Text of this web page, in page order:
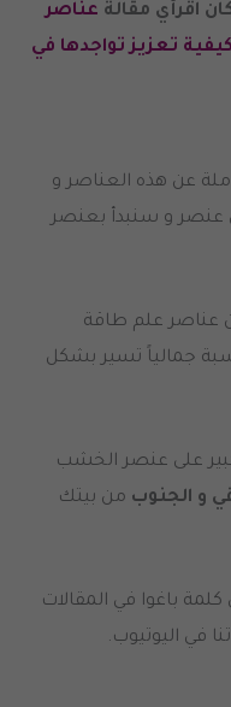
اقرأي مقالة عناصر
تعزيز تواجدها في
عن هذه العناصر و
عنصر و سنبدأ بعنصر
عناصر علم طاقة
جمالياً تسير بشكل
على عنصر الخشب
و الجنوب من بيتك
باغوا في المقالات
في اليوتيوب.